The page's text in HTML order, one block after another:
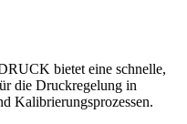
bietet eine schnelle,
die Druckregelung in
Kalibrierungsprozessen.